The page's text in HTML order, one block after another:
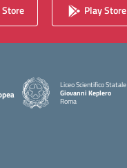
Play Store
Liceo Scientifico Statale
Giovanni Keplero
Roma